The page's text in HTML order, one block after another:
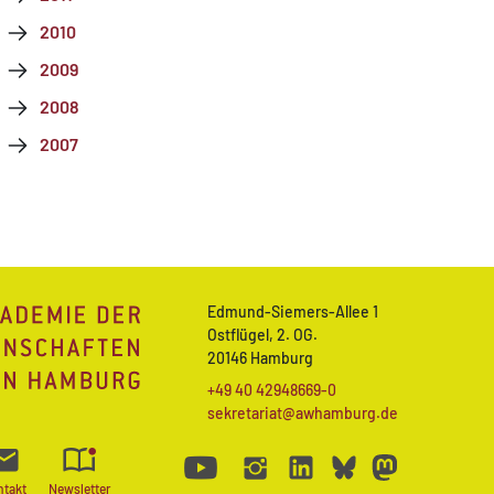
2010
2009
2008
2007
Edmund-Siemers-Allee 1
Ostflügel, 2. OG.
20146 Hamburg
+49 40 42948669-0
sekretariat@awhamburg.de
Newsletter